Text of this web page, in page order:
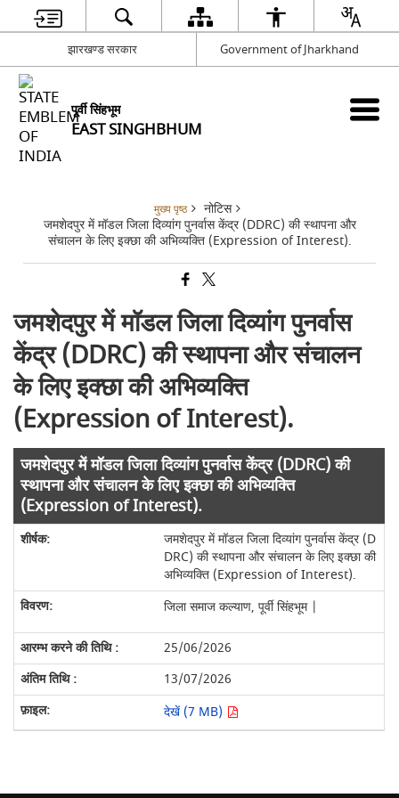
झारखण्ड सरकार Government of Jharkhand
पूर्वी सिंहभूम
EAST SINGHBHUM
मुख्य पृष्ठ
नोटिस
जमशेदपुर में मॉडल जिला दिव्यांग पुनर्वास केंद्र (DDRC) की स्थापना और
संचालन के लिए इक्छा की अभिव्यक्ति (Expression of Interest).
जमशेदपुर में मॉडल जिला दिव्यांग पुनर्वास
केंद्र (DDRC) की स्थापना और संचालन
के लिए इक्छा की अभिव्यक्ति
(Expression of Interest).
जमशेदपुर में मॉडल जिला दिव्यांग पुनर्वास केंद्र (DDRC) की
स्थापना और संचालन के लिए इक्छा की अभिव्यक्ति
(Expression of Interest).
जमशेदपुर में मॉडल जिला दिव्यांग पुनर्वास केंद्र (D
DRC) की स्थापना और संचालन के लिए इक्छा की
अभिव्यक्ति (Expression of Interest).
जिला समाज कल्याण, पूर्वी सिंहभूम |
25/06/2026
13/07/2026
देखें (7 MB)